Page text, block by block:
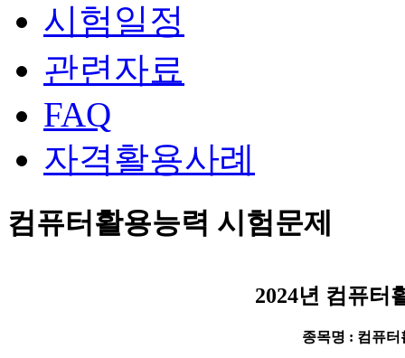
시험일정
관련자료
FAQ
자격활용사례
컴퓨터활용능력 시험문제
2024년 컴퓨터
종목명 : 컴퓨터